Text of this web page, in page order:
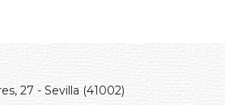
27 - Sevilla (41002)